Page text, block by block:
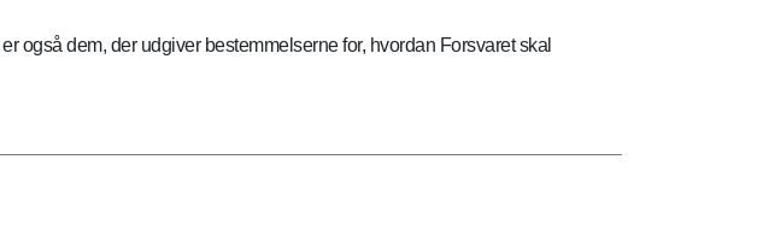
også dem, der udgiver bestemmelserne for, hvordan Forsvaret skal